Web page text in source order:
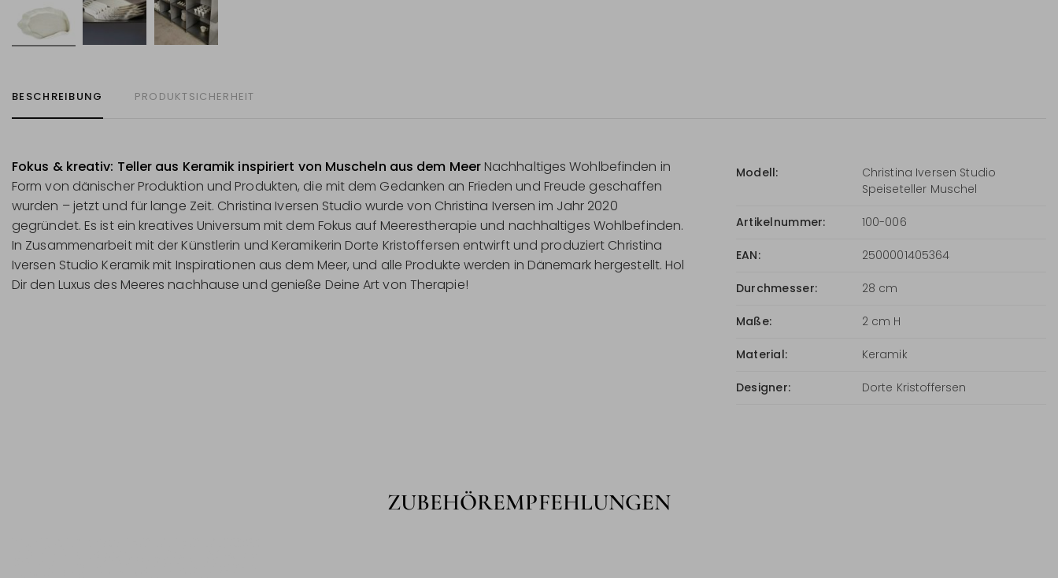
BESCHREIBUNG PRODUKTSICHERHEIT
Fokus & kreativ: Teller aus Keramik inspiriert von Muscheln aus dem MeerNachhaltiges Wohlbefinden in
Form von dänischer Produktion und Produkten, die mit dem Gedanken an Frieden und Freude geschaffen
wurden – jetzt und für lange Zeit. Christina Iversen Studio wurde von Christina Iversen im Jahr 2020
gegründet. Es ist ein kreatives Universum mit dem Fokus auf Meerestherapie und nachhaltiges Wohlbefinden.
In Zusammenarbeit mit der Künstlerin und Keramikerin Dorte Kristoffersen entwirft und produziert Christina
Iversen Studio Keramik mit Inspirationen aus dem Meer, und alle Produkte werden in Dänemark hergestellt. Hol
Dir den Luxus des Meeres nachhause und genieße Deine Art von Therapie!
Modell:
Christina Iversen Studio
Speiseteller Muschel
Artikelnummer: 100-006
EAN: 2500001405364
Durchmesser: 28 cm
Maße: 2 cm H
Material: Keramik
Designer: Dorte Kristoffersen
ZUBEHÖREMPFEHLUNGEN